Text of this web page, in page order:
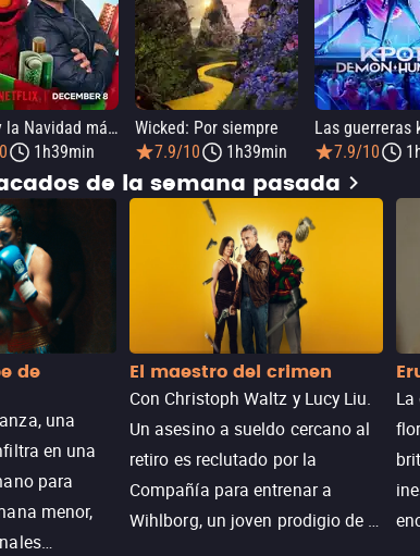
Elmo y la Navidad mágica de Mark Rober
1h39min
Wicked: Por siempre
7.9/10
1h39min
Las guerreras
7.9/10
de la semana pasada
de
una
en una
para
menor,
El maestro del crimen
Con Christoph Waltz y Lucy Liu.
Un asesino a sueldo cercano al
retiro es reclutado por la
Compañía para entrenar a
Wihlborg, un joven prodigio de la